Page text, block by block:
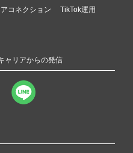
コネクション
TikTok運用
ャリアからの発信